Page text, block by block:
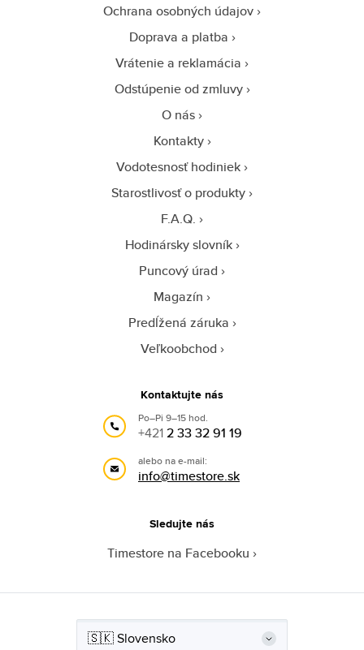
Ochrana osobných údajov
Doprava a platba
Vrátenie a reklamácia
Odstúpenie od zmluvy
O nás
Kontakty
Vodotesnosť hodiniek
Starostlivosť o produkty
F.A.Q.
Hodinársky slovník
Puncový úrad
Magazín
Predĺžená záruka
Veľkoobchod
Kontaktujte nás
Po–Pi 9–15 hod.
+4212 33 32 91 19
alebo na e-mail:
info@timestore.sk
Sledujte nás
Timestore na Facebooku